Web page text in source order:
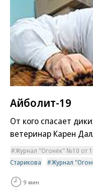
Айболит-19
От кого спасает
ветеринар Карен
Журнал "Огонёк" №10 от
Старикова
Журнал
9 мин.